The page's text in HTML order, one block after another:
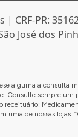
PR: 35162
José dos
alguma a consulta
Consulte sempre um
receituário;
uma de nossas lojas.